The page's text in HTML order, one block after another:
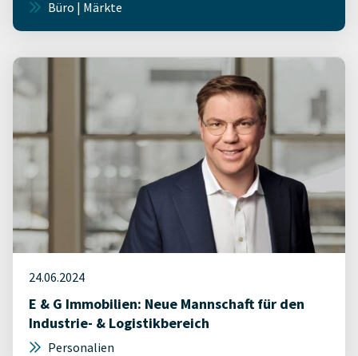
Büro | Märkte
24.06.2024
E & G Immobilien: Neue Mannschaft für den
Industrie- & Logistikbereich
Personalien